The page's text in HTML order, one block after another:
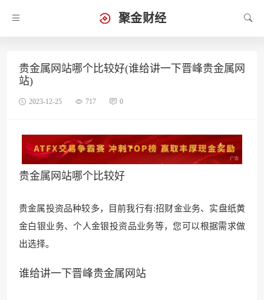
聚金财经
贵金属网站哪个比较好(谁给讲一下晋峰贵金属网
站)
2023-12-25 717 0
贵金属网站哪个比较好
贵金属投资品种较多，目前我行有:招财金业务、实盘纸黄
金白银业务、个人金银投资品业务等，您可以根据需求做
出选择。
谁给讲一下晋峰贵金属网站